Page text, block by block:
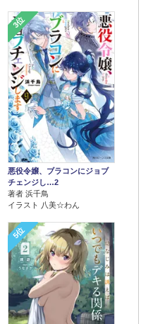
3位
悪役令嬢、ブラコンにジョブ
チェンジし…2
著者 浜千鳥
イラスト 八美☆わん
5位